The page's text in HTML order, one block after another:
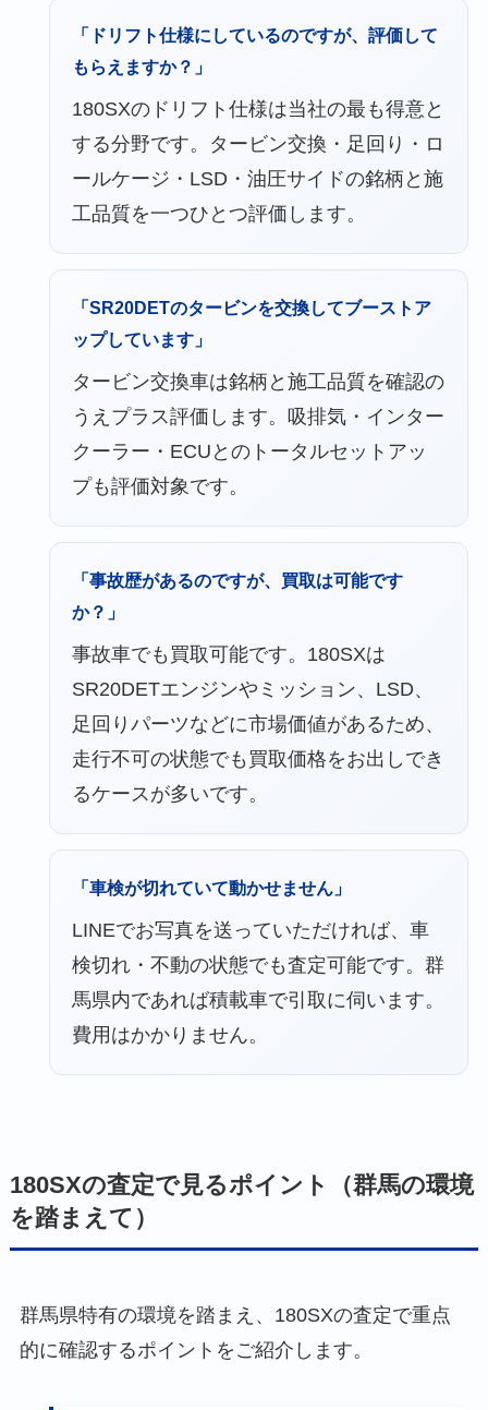
「ドリフト仕様にしているのですが、評価して
もらえますか？」
180SXのドリフト仕様は当社の最も得意と
する分野です。タービン交換・足回り・ロ
ールケージ・LSD・油圧サイドの銘柄と施
工品質を一つひとつ評価します。
「SR20DETのタービンを交換してブーストア
ップしています」
タービン交換車は銘柄と施工品質を確認の
うえプラス評価します。吸排気・インター
クーラー・ECUとのトータルセットアッ
プも評価対象です。
「事故歴があるのですが、買取は可能です
か？」
事故車でも買取可能です。180SXは
SR20DETエンジンやミッション、LSD、
足回りパーツなどに市場価値があるため、
走行不可の状態でも買取価格をお出しでき
るケースが多いです。
「車検が切れていて動かせません」
LINEでお写真を送っていただければ、車
検切れ・不動の状態でも査定可能です。群
馬県内であれば積載車で引取に伺います。
費用はかかりません。
180SXの査定で見るポイント（群馬の環境
を踏まえて）
群馬県特有の環境を踏まえ、180SXの査定で重点
的に確認するポイントをご紹介します。